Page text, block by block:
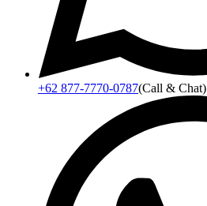
+62 877-7770-0787(Call & Chat)